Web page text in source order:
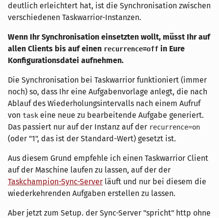
deutlich erleichtert hat, ist die Synchronisation zwischen
verschiedenen Taskwarrior-Instanzen.
Wenn Ihr Synchronisation einsetzten wollt, müsst Ihr auf
allen Clients bis auf einen recurrence=off in Eure
Konfigurationsdatei aufnehmen.
Die Synchronisation bei Taskwarrior funktioniert (immer
noch) so, dass Ihr eine Aufgabenvorlage anlegt, die nach
Ablauf des Wiederholungsintervalls nach einem Aufruf
von task eine neue zu bearbeitende Aufgabe generiert.
Das passiert nur auf der Instanz auf der recurrence=on
(oder "1", das ist der Standard-Wert) gesetzt ist.
Aus diesem Grund empfehle ich einen Taskwarrior Client
auf der Maschine laufen zu lassen, auf der der
Taskchampion-Sync-Server läuft und nur bei diesem die
wiederkehrenden Aufgaben erstellen zu lassen.
Aber jetzt zum Setup. der Sync-Server "spricht" http ohne